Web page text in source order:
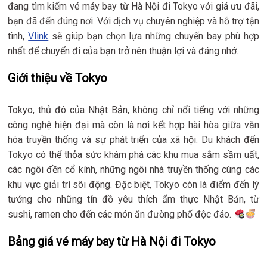
đang tìm kiếm vé máy bay từ Hà Nội đi Tokyo với giá ưu đãi,
bạn đã đến đúng nơi. Với dịch vụ chuyên nghiệp và hỗ trợ tận
tình,Vlink sẽ giúp bạn chọn lựa những chuyến bay phù hợp
nhất để chuyến đi của bạn trở nên thuận lợi và đáng nhớ.
Giới thiệu về Tokyo
Tokyo, thủ đô của Nhật Bản, không chỉ nổi tiếng với những
công nghệ hiện đại mà còn là nơi kết hợp hài hòa giữa văn
hóa truyền thống và sự phát triển của xã hội. Du khách đến
Tokyo có thể thỏa sức khám phá các khu mua sắm sầm uất,
các ngôi đền cổ kính, những ngôi nhà truyền thống cùng các
khu vực giải trí sôi động. Đặc biệt, Tokyo còn là điểm đến lý
tưởng cho những tín đồ yêu thích ẩm thực Nhật Bản, từ
sushi, ramen cho đến các món ăn đường phố độc đáo.
Bảng giá vé máy bay từ Hà Nội đi Tokyo